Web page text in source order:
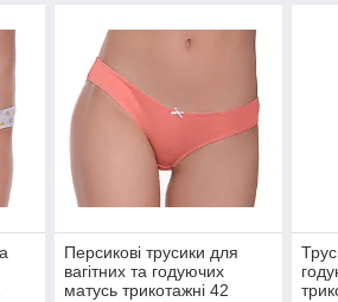
Персикові трусики для
вагітних та годуючих
матусь трикотажні 42